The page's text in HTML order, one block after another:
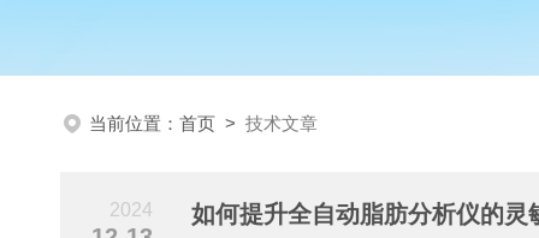
当前位置： 首页 > 技术文章
2024 如何提升全自动脂肪分析仪的灵